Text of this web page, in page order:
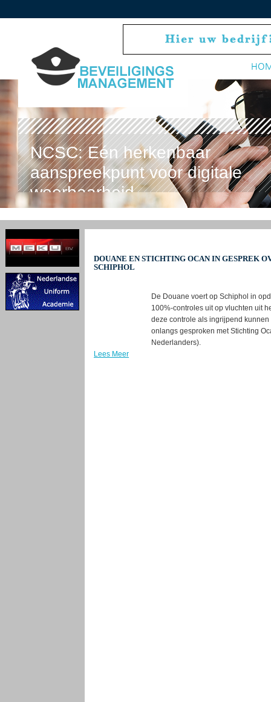
NCSC: Eén herkenbaar
aanspreekpunt voor digitale
weerbaarheid
DOUANE EN STICHTING OCAN IN GESPREK
SCHIPHOL
De Douane voert op Schiphol in
100%-controles uit op vluchten uit
deze controle als ingrijpend
onlangs gesproken met Stichting
Nederlanders).
Lees Meer